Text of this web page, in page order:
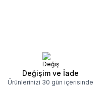
Değişim ve İade
Ürünlerinizi 30 gün içerisinde